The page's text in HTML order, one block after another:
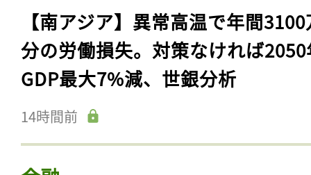
【南アジア】異常高温で年間
分の労働損失。対策なければ
GDP最大7%減、世銀分析
14時間前